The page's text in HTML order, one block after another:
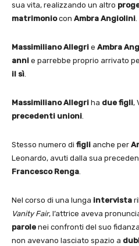
sua vita, realizzando un altro
matrimoniocon Ambra Angiolini.
Massimiliano Allegri e Ambra
anni e parrebbe proprio arrivato
il sì.
Massimiliano Allegri ha due figli,
precedenti unioni.
Stesso numero di figli anche per
Leonardo, avuti dalla sua
Francesco Renga.
Nel corso di una lunga intervista
Vanity Fair, l’attrice aveva
parole nei confronti del suo
non avevano lasciato spazio a